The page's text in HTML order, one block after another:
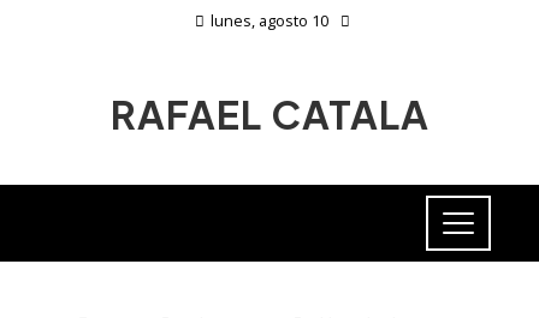
lunes, agosto 10
RAFAEL CATALA